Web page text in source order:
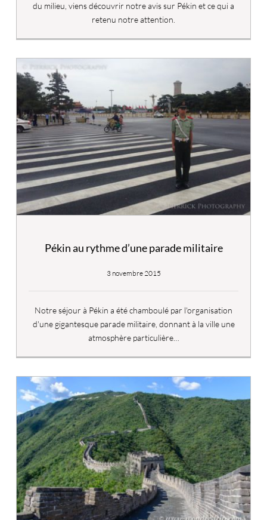
du milieu, viens découvrir notre avis sur Pékin et ce qui a
retenu notre attention.
Pékin au rythme d’une parade militaire
3 novembre 2015
Notre séjour à Pékin a été chamboulé par l'organisation
d'une gigantesque parade militaire, donnant à la ville une
atmosphère particulière…